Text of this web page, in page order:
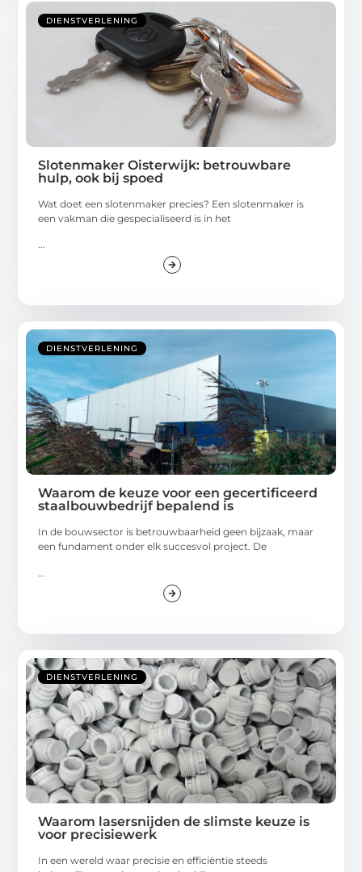
DIENSTVERLENING
Slotenmaker Oisterwijk: betrouwbare
hulp, ook bij spoed
Wat doet een slotenmaker precies? Een slotenmaker is
een vakman die gespecialiseerd is in het
...
DIENSTVERLENING
Waarom de keuze voor een gecertificeerd
staalbouwbedrijf bepalend is
In de bouwsector is betrouwbaarheid geen bijzaak, maar
een fundament onder elk succesvol project. De
DIENSTVERLENING
Waarom lasersnijden de slimste keuze is
voor precisiewerk
In een wereld waar precisie en efficiëntie steeds